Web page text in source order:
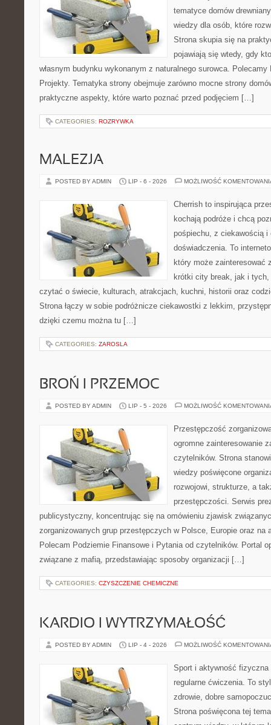
tematyce domów
wiedzy dla osób, które
Strona skupia się na
pojawiają się wtedy, gdy
własnym budynku wykonanym z naturalnego surowca.
Projekty. Tematyka strony obejmuje zarówno mocne strony
praktyczne aspekty, które warto poznać przed podjęciem […]
CATEGORIES: ROZRYWKA
MALEZJA
POSTED BY ADMIN LIP - 6 - 2026 MOŻLIWOŚĆ
Cherrish to inspirująca
kochają podróże i chcą
pośpiechu, z ciekawością i
doświadczenia. To
który może zainteresować
krótki city break, jak i
czytać o świecie, kulturach, atrakcjach, kuchni, historii oraz
Strona łączy w sobie podróżnicze ciekawostki z lekkim,
dzięki czemu można tu […]
CATEGORIES: ZAROSLA
BROŃ I PRZEMOC
POSTED BY ADMIN LIP - 5 - 2026 MOŻLIWOŚĆ
Przestępczość
ogromne zainteresowanie
czytelników. Strona
wiedzy poświęcone
rozwojowi, strukturze, a
przestępczości. Serwis
publicystyczny, koncentrując się na omówieniu zjawisk
zorganizowanych grup przestępczych w Polsce, Europie oraz na
Polecam Podziemie Finansowe i Pytania od czytelników. Portal
związane z mafią, przedstawiając sposoby organizacji […]
CATEGORIES: CZYSZCZENIE CHEMICZNE
KARDIO I WYTRZYMAŁOŚĆ
POSTED BY ADMIN LIP - 4 - 2026 MOŻLIWOŚĆ
Sport i aktywność
regularne ćwiczenia. To
zdrowie, dobre
Strona poświęcona tej